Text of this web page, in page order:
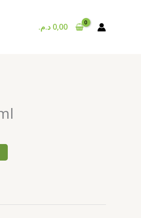
0,00 د.م.